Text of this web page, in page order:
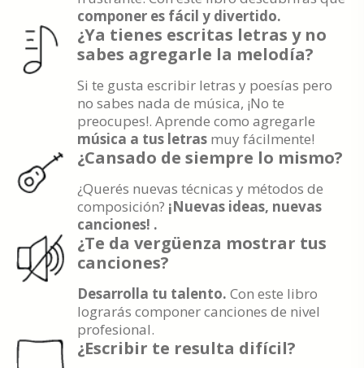
componer es fácil y divertido.
¿Ya tienes escritas letras y no
sabes agregarle la melodía?
Si te gusta escribir letras y poesías pero
no sabes nada de música, ¡No te
preocupes!. Aprende como agregarle
música a tus letras muy fácilmente!
¿Cansado de siempre lo mismo?
¿Querés nuevas técnicas y métodos de
composición? ¡Nuevas ideas, nuevas
canciones! .
¿Te da vergüenza mostrar tus
canciones?
Desarrolla tu talento. Con este libro
lograrás componer canciones de nivel
profesional.
¿Escribir te resulta difícil?